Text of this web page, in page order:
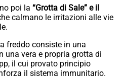
poi la “Grotta di Sale” e il
calmano le irritazioni alle vie
freddo consiste in una
una vera e propria grotta di
il cui provato principio
il sistema immunitario.